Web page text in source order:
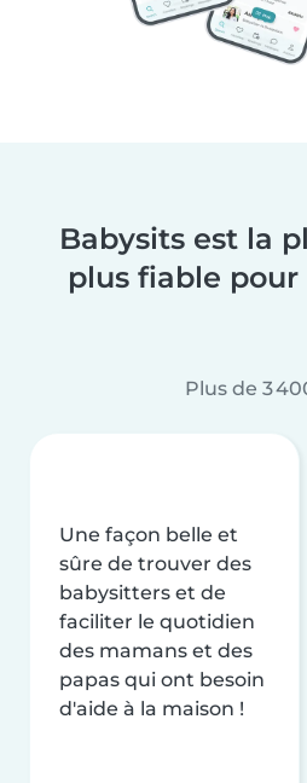
Babysits est la
plus fiable
Plus de 3
Une façon belle et
sûre de trouver des
babysitters et de
faciliter le quotidien
des mamans et des
papas qui ont besoin
d'aide à la maison !